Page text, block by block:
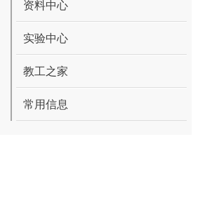
资料中心
实验中心
教工之家
常用信息